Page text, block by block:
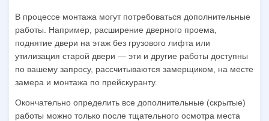
В процессе монтажа могут потребоваться дополнительные
работы. Например, расширение дверного проема,
поднятие двери на этаж без грузового лифта или
утилизация старой двери — эти и другие работы доступны
по вашему запросу, рассчитываются замерщиком, на месте
замера и монтажа по прейскуранту.
Окончательно определить все дополнительные (скрытые)
работы можно только после тщательного осмотра места